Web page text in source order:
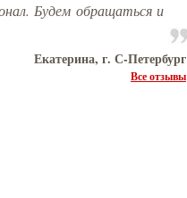
Будем обращаться и
Екатерина, г. С-Петербург
Все отзывы